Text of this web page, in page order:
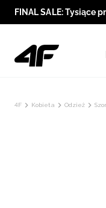
FINAL SALE: Tysiące
4F Kobieta Odzież